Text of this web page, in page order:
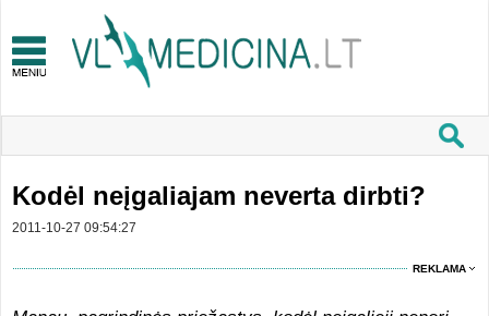
Kodėl neįgaliajam neverta dirbti?
2011-10-27 09:54:27
REKLAMA